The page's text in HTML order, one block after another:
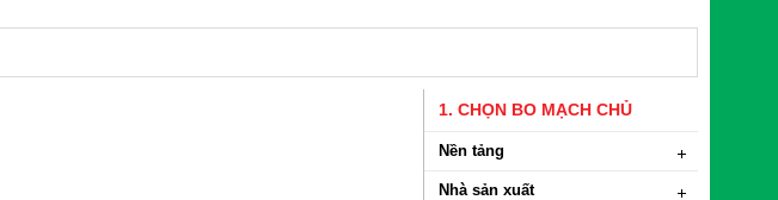
1. CHỌN BO MẠCH CHỦ
Nền tảng
Nhà sản xuất